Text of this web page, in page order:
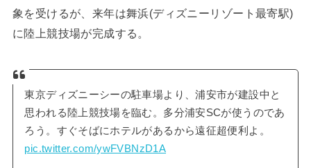
象を受けるが、来年は舞浜(ディズニーリゾート最寄駅)
に陸上競技場が完成する。
東京ディズニーシーの駐車場より、浦安市が建設中と
思われる陸上競技場を臨む。多分浦安SCが使うのであ
ろう。すぐそばにホテルがあるから遠征超便利よ。
pic.twitter.com/ywFVBNzD1A